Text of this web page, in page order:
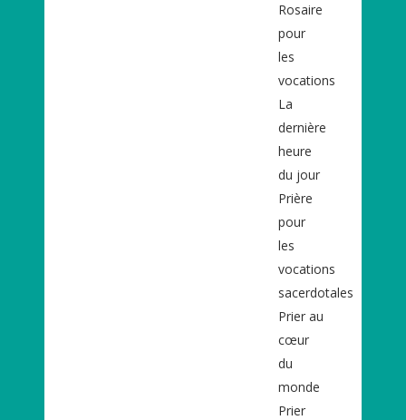
Rosaire
pour
les
vocations
La
dernière
heure
du jour
Prière
pour
les
vocations
sacerdotales
Prier au
cœur
du
monde
Prier